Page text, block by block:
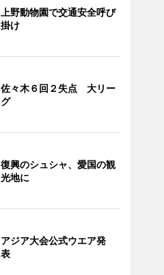
上野動物園で交通安全呼び
掛け
佐々木６回２失点 大リー
グ
復興のシュシャ、愛国の観
光地に
アジア大会公式ウエア発
表